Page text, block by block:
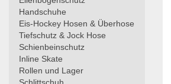
Handschuhe
Eis-Hockey Hosen & Überhose
Tiefschutz & Jock Hose
Schienbeinschutz
Inline Skate
Rollen und Lager